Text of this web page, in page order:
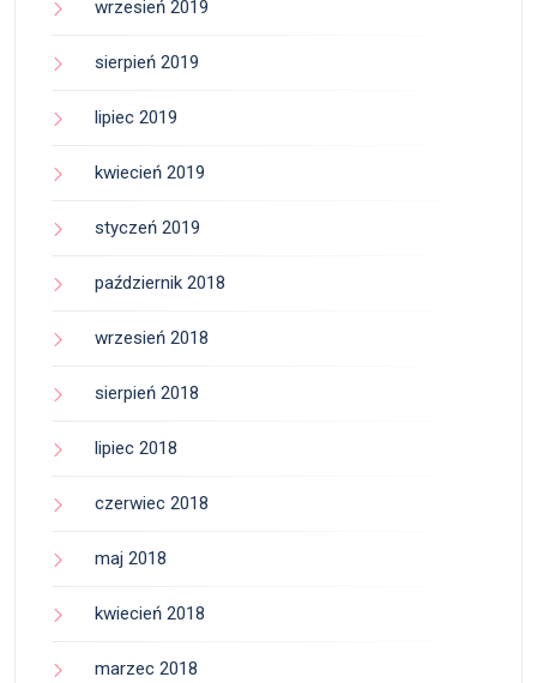
wrzesień 2019
sierpień 2019
lipiec 2019
kwiecień 2019
styczeń 2019
październik 2018
wrzesień 2018
sierpień 2018
lipiec 2018
czerwiec 2018
maj 2018
kwiecień 2018
marzec 2018